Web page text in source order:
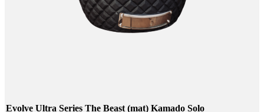
Evolve Ultra Series The Beast (mat) Kamado Solo